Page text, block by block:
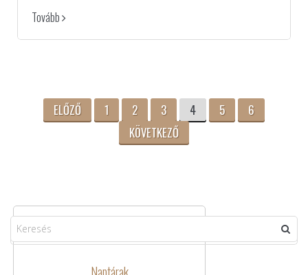
Tovább
ELŐZŐ 1 2 3 4 5
6
KÖVETKEZŐ